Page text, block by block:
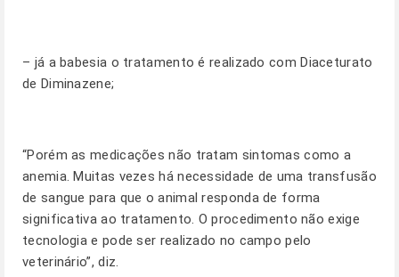
– já a babesia o tratamento é realizado com Diaceturato
de Diminazene;
“Porém as medicações não tratam sintomas como a
anemia. Muitas vezes há necessidade de uma transfusão
de sangue para que o animal responda de forma
significativa ao tratamento. O procedimento não exige
tecnologia e pode ser realizado no campo pelo
veterinário”, diz.